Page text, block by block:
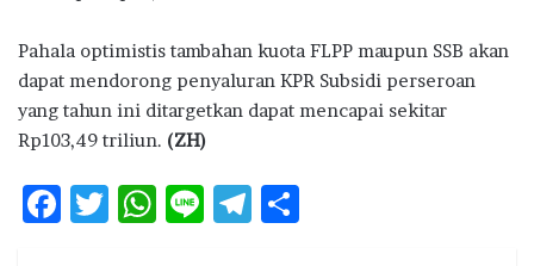
Pahala optimistis tambahan kuota FLPP maupun SSB akan
dapat mendorong penyaluran KPR Subsidi perseroan
yang tahun ini ditargetkan dapat mencapai sekitar
Rp103,49 triliun. (ZH)
F
T
W Li T